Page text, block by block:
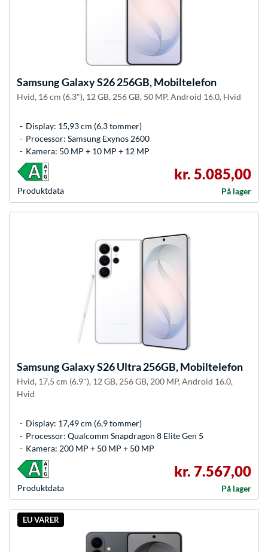
SamsungGalaxy S26 256GB, Mobiltelefon
Hvid, 16 cm (6.3"), 12 GB, 256 GB, 50 MP, Android 16.0, Hvid
Display: 15,93 cm (6,3 tommer)
Processor: Samsung Exynos 2600
Kamera: 50 MP + 10 MP + 12 MP
Produkt­data
kr. 5.085,00
På lager
SamsungGalaxy S26 Ultra 256GB, Mobiltelefon
Hvid, 17,5 cm (6.9"), 12 GB, 256 GB, 200 MP, Android 16.0,
Hvid
Display: 17,49 cm (6,9 tommer)
Processor: Qualcomm Snapdragon 8 Elite Gen 5
Kamera: 200 MP + 50 MP + 50 MP
Produkt­data
kr. 7.567,00
På lager
EU VARER